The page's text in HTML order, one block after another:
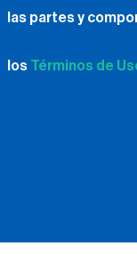
las partes y
los Términos de